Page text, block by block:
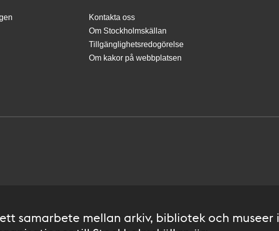
Kontakta oss
Om Stockholmskällan
Tillgänglighetsredogörelse
Om kakor på webbplatsen
samarbete mellan arkiv, bibliotek och museer i